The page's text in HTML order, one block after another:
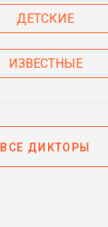
ДЕТСКИЕ
ИЗВЕСТНЫЕ
ВСЕ ДИКТОРЫ